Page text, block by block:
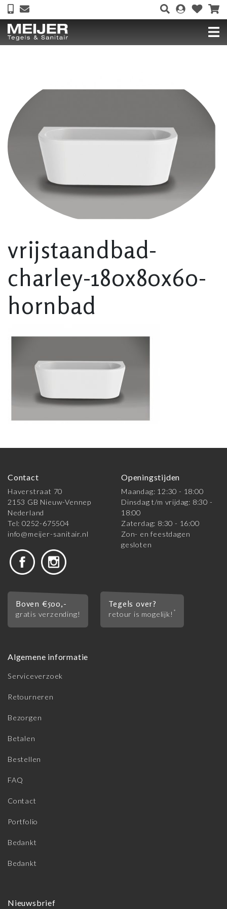
vrijstaandbad-
charley-180x80x60-
hornbad
Contact
Haverstraat 70
2153 GB Nieuw-Vennep
Nederland
Tel: 0252-675504
info@meijer-sanitair.nl
Openingstijden
Maandag: 12:30 - 18:00
Dinsdag t/m vrijdag: 8:30 -
18:00
Zaterdag: 8:30 - 16:00
Zon- en feestdagen
gesloten
Boven €500,-
gratis verzending!
Tegels over?
retour is mogelijk! *
Algemene informatie
Serviceverzoek
Retourneren
Bezorgen
Betalen
Bestellen
FAQ
Contact
Portfolio
Bedankt
Bedankt
Nieuwsbrief